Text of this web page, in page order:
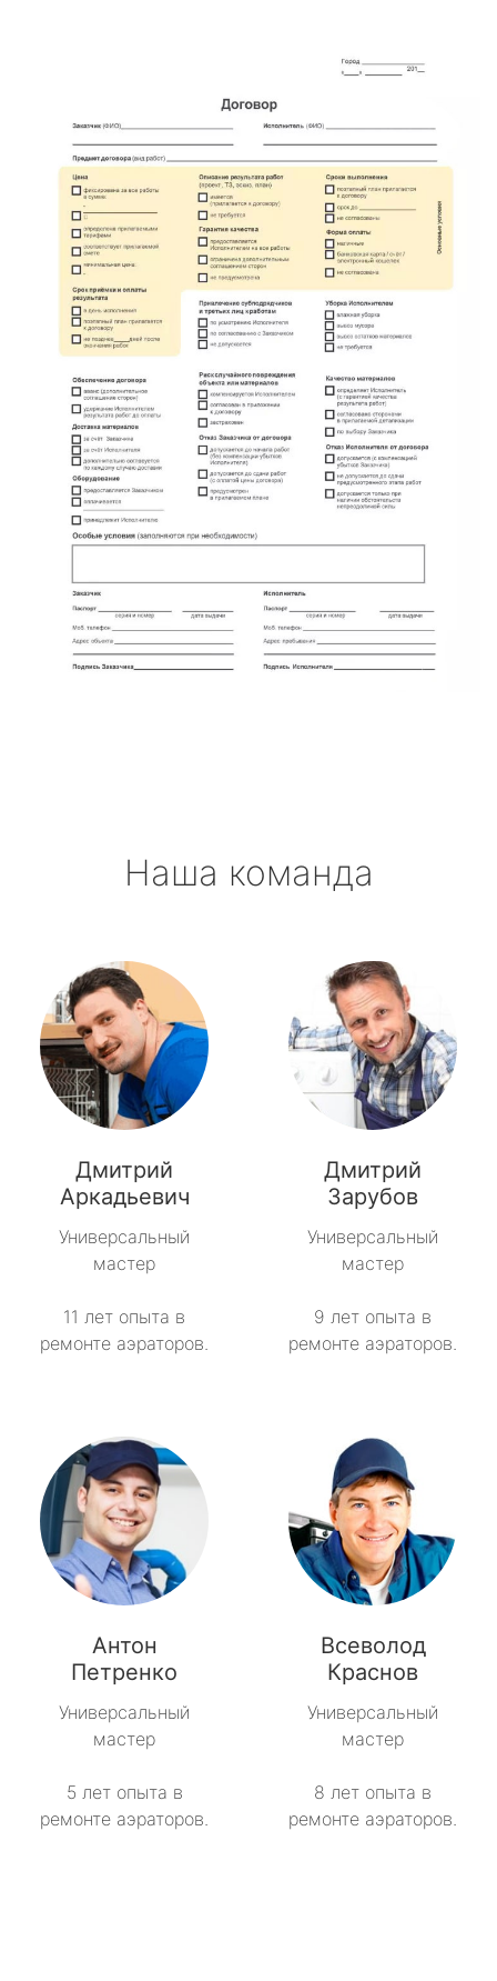
Наша команда
Дмитрий
Аркадьевич
Универсальный
мастер
11 лет опыта в
ремонте аэраторов.
Дмитрий
Зарубов
Универсальный
мастер
9 лет опыта в
ремонте аэраторов.
Антон
Петренко
Универсальный
мастер
5 лет опыта в
ремонте аэраторов.
Всеволод
Краснов
Универсальный
мастер
8 лет опыта в
ремонте аэраторов.